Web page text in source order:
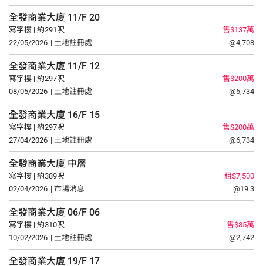
全發商業大廈 11/F 20
寫字樓 | 約291呎
售$137萬
22/05/2026 | 土地註冊處 @4,708
全發商業大廈 11/F 12
寫字樓 | 約297呎
售$200萬
08/05/2026 | 土地註冊處 @6,734
全發商業大廈 16/F 15
寫字樓 | 約297呎
售$200萬
27/04/2026 | 土地註冊處 @6,734
全發商業大廈 中層
寫字樓 | 約389呎
租$7,500
02/04/2026 | 市場消息 @19.3
全發商業大廈 06/F 06
寫字樓 | 約310呎
售$85萬
10/02/2026 | 土地註冊處 @2,742
全發商業大廈 19/F 17